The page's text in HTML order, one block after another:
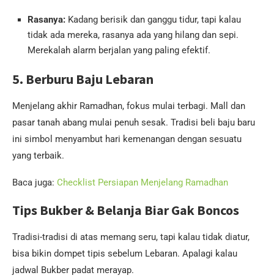
Rasanya: Kadang berisik dan ganggu tidur, tapi kalau
tidak ada mereka, rasanya ada yang hilang dan sepi.
Merekalah alarm berjalan yang paling efektif.
5. Berburu Baju Lebaran
Menjelang akhir Ramadhan, fokus mulai terbagi. Mall dan
pasar tanah abang mulai penuh sesak. Tradisi beli baju baru
ini simbol menyambut hari kemenangan dengan sesuatu
yang terbaik.
Baca juga: Checklist Persiapan Menjelang Ramadhan
Tips Bukber & Belanja Biar Gak Boncos
Tradisi-tradisi di atas memang seru, tapi kalau tidak diatur,
bisa bikin dompet tipis sebelum Lebaran. Apalagi kalau
jadwal Bukber padat merayap.